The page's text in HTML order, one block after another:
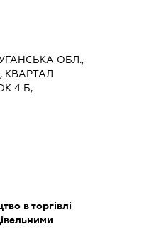
ОБЛ.,
КВАРТАЛ
4 Б,
в торгівлі